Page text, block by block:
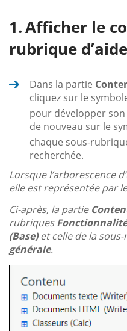
Afficher le
rubrique d’aide
Dans la partie
cliquez sur le
pour développer
de nouveau sur le
chaque sous-
recherchée.
Lorsque l’arborescence
elle est représentée par
Ci-après, la partie
rubriques
(Base)et celle de la
générale.